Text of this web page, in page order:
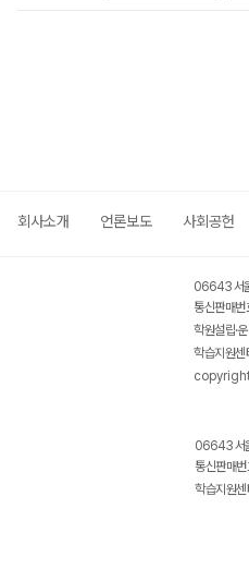
회사소개 언론보도 사회공헌
06643 서
통신판매
학원설립·
학습지원
06643 서
통신판매
학습지원